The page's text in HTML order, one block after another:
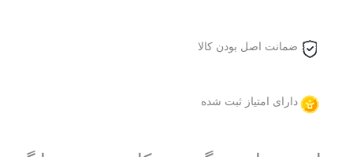
ضمانت اصل بودن کالا
دارای امتیاز ثبت شده